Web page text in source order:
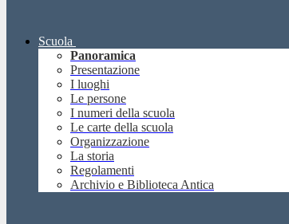
Scuola
Panoramica
Presentazione
I luoghi
Le persone
I numeri della scuola
Le carte della scuola
Organizzazione
La storia
Regolamenti
Archivio e Biblioteca Antica